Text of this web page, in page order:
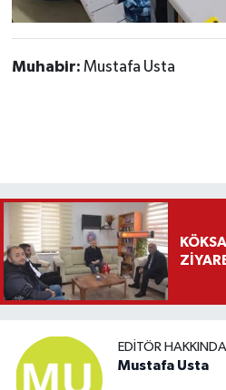
Muhabir: Mustafa Usta
EDITÖR HAKKINDA
Mustafa Usta